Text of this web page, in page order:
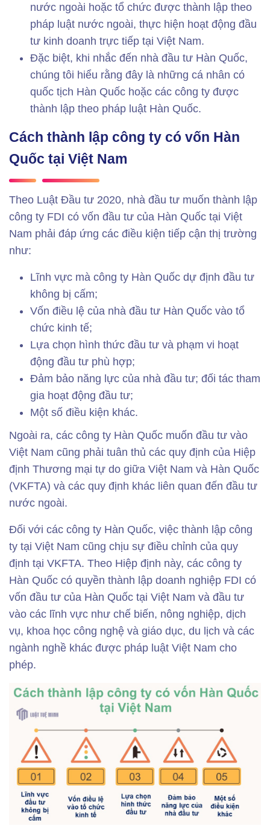
nước ngoài hoặc tổ chức được thành lập theo
pháp luật nước ngoài, thực hiện hoạt động đầu
tư kinh doanh trực tiếp tại Việt Nam.
Đặc biệt, khi nhắc đến nhà đầu tư Hàn Quốc,
chúng tôi hiểu rằng đây là những cá nhân có
quốc tịch Hàn Quốc hoặc các công ty được
thành lập theo pháp luật Hàn Quốc.
Cách thành lập công ty có vốn Hàn
Quốc tại Việt Nam
Theo Luật Đầu tư 2020, nhà đầu tư muốn thành lập
công ty FDI có vốn đầu tư của Hàn Quốc tại Việt
Nam phải đáp ứng các điều kiện tiếp cận thị trường
như:
Lĩnh vực mà công ty Hàn Quốc dự định đầu tư
không bị cấm;
Vốn điều lệ của nhà đầu tư Hàn Quốc vào tổ
chức kinh tế;
Lựa chọn hình thức đầu tư và phạm vi hoạt
động đầu tư phù hợp;
Đảm bảo năng lực của nhà đầu tư; đối tác tham
gia hoạt động đầu tư;
Một số điều kiện khác.
Ngoài ra, các công ty Hàn Quốc muốn đầu tư vào
Việt Nam cũng phải tuân thủ các quy định của Hiệp
định Thương mại tự do giữa Việt Nam và Hàn Quốc
(VKFTA) và các quy định khác liên quan đến đầu tư
nước ngoài.
Đối với các công ty Hàn Quốc, việc thành lập công
ty tại Việt Nam cũng chịu sự điều chỉnh của quy
định tại VKFTA. Theo Hiệp định này, các công ty
Hàn Quốc có quyền thành lập doanh nghiệp FDI có
vốn đầu tư của Hàn Quốc tại Việt Nam và đầu tư
vào các lĩnh vực như chế biến, nông nghiệp, dịch
vụ, khoa học công nghệ và giáo dục, du lịch và các
ngành nghề khác được pháp luật Việt Nam cho
phép.